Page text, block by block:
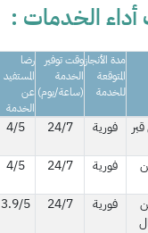
الخدمات :
مدة الأنجاز
المتوقعة
للخدمة
وقت توفير
الخدمة
(ساعة/يوم)
رضا
المستفيد
عن
الخدمة
فورية 24/7
4/5
فورية 24/7
4/5
فورية 24/7
3.9/5